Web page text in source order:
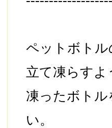
ペットボト
立て凍らすよ
凍ったボト
い。